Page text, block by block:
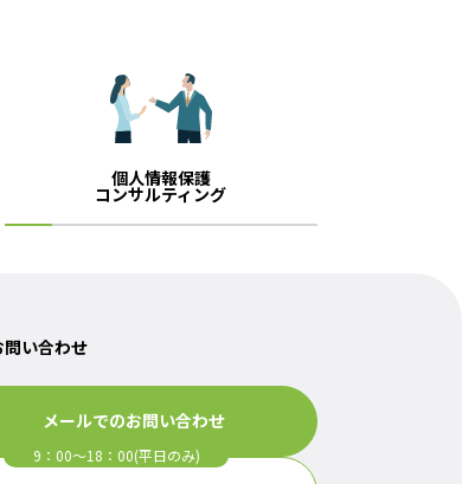
個人情報保護
コンサルティング
問い合わせ
メールでのお問い合わせ